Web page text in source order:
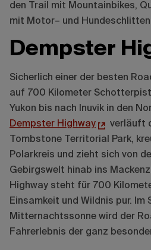
den Trail mit Mountainbikes,
mit Motor– und
Dempster
Sicherlich einer der besten
auf 700 Kilometer
Yukon bis nach Inuvik in den
Dempster Highway
verläuft
Tombstone Territorial Park,
Polarkreis und zieht sich von
Gebirgswelt hinab ins
Highway steht für 700
Einsamkeit und Wildnis pur. Im
Mitternachtssonne wird der
Fahrerlebnis der ganz